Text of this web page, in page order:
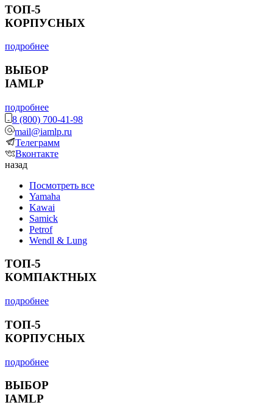
ТОП-5
КОРПУСНЫХ
подробнее
ВЫБОР
IAMLP
подробнее
8 (800) 700-41-98
mail@iamlp.ru
Телеграмм
Вконтакте
назад
Посмотреть все
Yamaha
Kawai
Samick
Petrof
Wendl & Lung
ТОП-5
КОМПАКТНЫХ
подробнее
ТОП-5
КОРПУСНЫХ
подробнее
ВЫБОР
IAMLP